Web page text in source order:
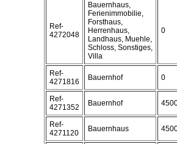
Ref-
4272048
Bauernhaus,
Ferienimmobilie,
Forsthaus,
Herrenhaus,
Landhaus, Muehle,
Schloss, Sonstiges,
Villa
0
Ref-
4271816
Bauernhof 0
Ref-
4271352
Bauernhof
Ref-
4271120
Bauernhaus